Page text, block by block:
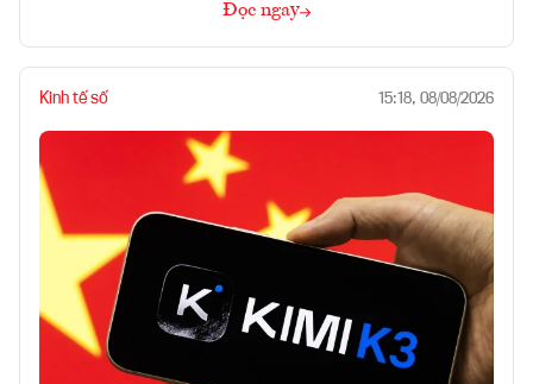
Đọc ngay
Kinh tế số 15:18, 08/08/2026